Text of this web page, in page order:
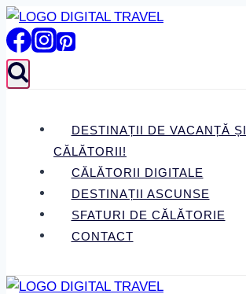
Skip
to
content
DESTINAȚII DE VACANȚĂ ȘI
CĂLĂTORII!
CĂLĂTORII DIGITALE
DESTINAȚII ASCUNSE
SFATURI DE CĂLĂTORIE
CONTACT